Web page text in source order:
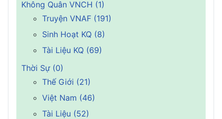
Không Quân VNCH (1)
Truyện VNAF (191)
Sinh Hoạt KQ (8)
Tài Liệu KQ (69)
Thời Sự (0)
Thế Giới (21)
Việt Nam (46)
Tài Liệu (52)